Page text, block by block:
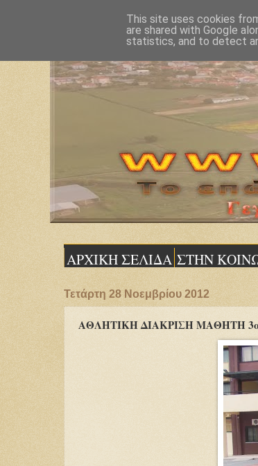
ΑΡΧΙΚΗ ΣΕΛΙΔΑ ΣΤΗΝ
Τετάρτη 28 Νοεμβρίου 2012
ΑΘΛΗΤΙΚΗ ΔΙΑΚΡΙΣΗ ΜΑΘΗΤΗ
This site uses cookies
are shared with Google
statistics, and to detect